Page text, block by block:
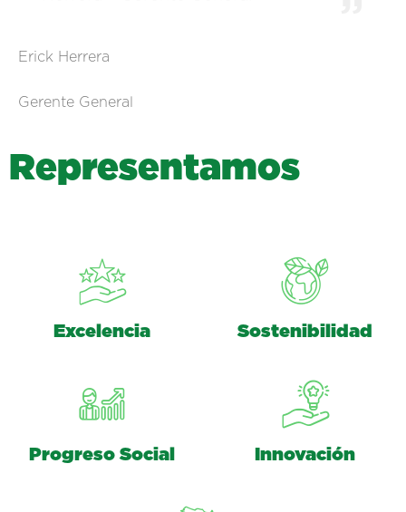
Erick Herrera
Gerente General
Representamos
Excelencia Sostenibilidad
Progreso Social Innovación